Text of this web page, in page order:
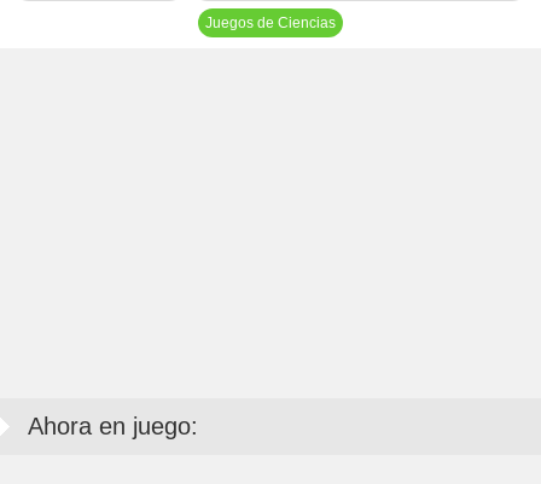
Juegos de Ciencias
Ahora en juego: